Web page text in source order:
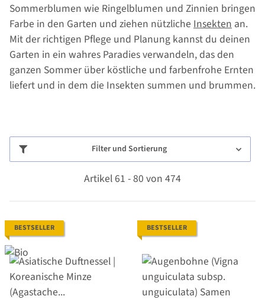
Sommerblumen wie Ringelblumen und Zinnien bringen
Farbe in den Garten und ziehen nützliche Insekten an.
Mit der richtigen Pflege und Planung kannst du deinen
Garten in ein wahres Paradies verwandeln, das den
ganzen Sommer über köstliche und farbenfrohe Ernten
liefert und in dem die Insekten summen und brummen.
Filter und Sortierung
Artikel 61 - 80 von 474
BESTSELLER BESTSELLER